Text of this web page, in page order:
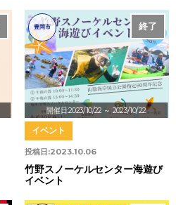
開催日:2023/10/22 ～ 2023/10/22
終了
豊岡市
投稿日:2023.10.06
イベント
竹野スノーケルセンター海遊び
イベント